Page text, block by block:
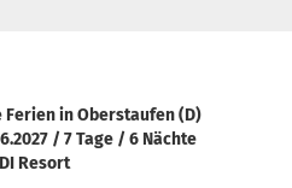
Ferien in Oberstaufen (D)
/ 7 Tage / 6 Nächte
Resort